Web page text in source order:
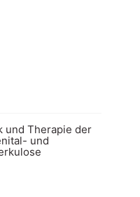
und Therapie der
und